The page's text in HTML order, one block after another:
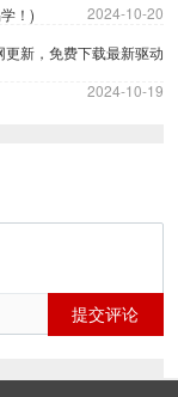
！)
2024-10-20
新，免费下载最新驱动
2024-10-19
提交评论